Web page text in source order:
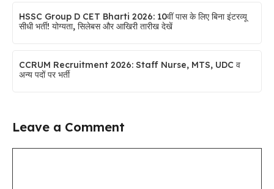
HSSC Group D CET Bharti 2026: 10वीं पास के लिए बिना इंटरव्यू
सीधी भर्ती! योग्यता, सिलेबस और आखिरी तारीख देखें
CCRUM Recruitment 2026: Staff Nurse, MTS, UDC व
अन्य पदों पर भर्ती
Leave a Comment